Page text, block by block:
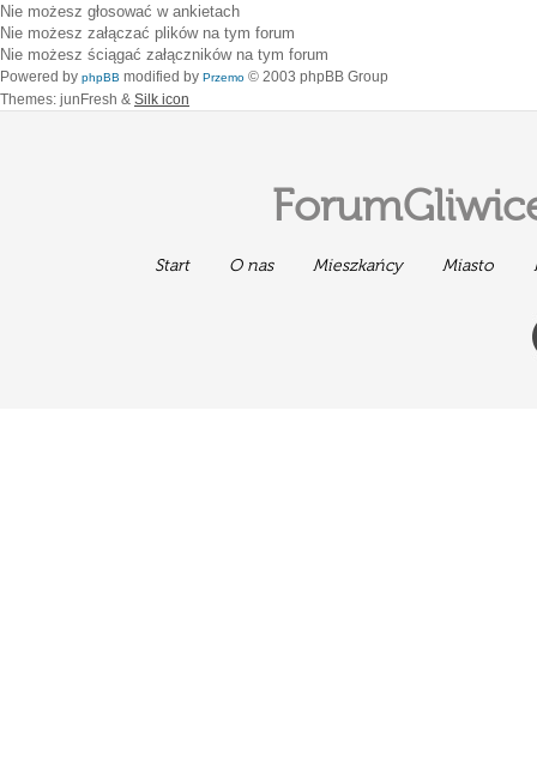
Nie możesz głosować w ankietach
Nie możesz załączać plików na tym forum
Nie możesz ściągać załączników na tym forum
Powered by phpBB modified by Przemo © 2003 phpBB Group
Themes: junFresh & Silk icon
Start O nas Mieszkańcy Miasto